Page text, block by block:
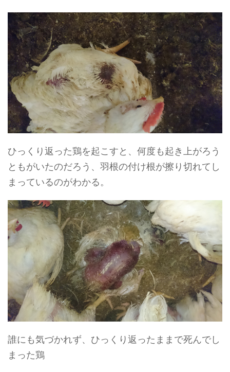
ひっくり返った鶏を起こすと、何度も起き上がろう
ともがいたのだろう、羽根の付け根が擦り切れてし
まっているのがわかる。
誰にも気づかれず、ひっくり返ったままで死んでし
まった鶏